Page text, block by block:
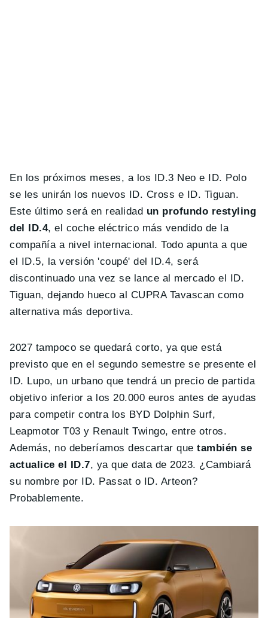
En los próximos meses, a los ID.3 Neo e ID. Polo
se les unirán los nuevos ID. Cross e ID. Tiguan.
Este último será en realidad un profundo restyling
del ID.4, el coche eléctrico más vendido de la
compañía a nivel internacional. Todo apunta a que
el ID.5, la versión 'coupé' del ID.4, será
discontinuado una vez se lance al mercado el ID.
Tiguan, dejando hueco al CUPRA Tavascan como
alternativa más deportiva.
2027 tampoco se quedará corto, ya que está
previsto que en el segundo semestre se presente el
ID. Lupo, un urbano que tendrá un precio de partida
objetivo inferior a los 20.000 euros antes de ayudas
para competir contra los BYD Dolphin Surf,
Leapmotor T03 y Renault Twingo, entre otros.
Además, no deberíamos descartar que también se
actualice el ID.7, ya que data de 2023. ¿Cambiará
su nombre por ID. Passat o ID. Arteon?
Probablemente.